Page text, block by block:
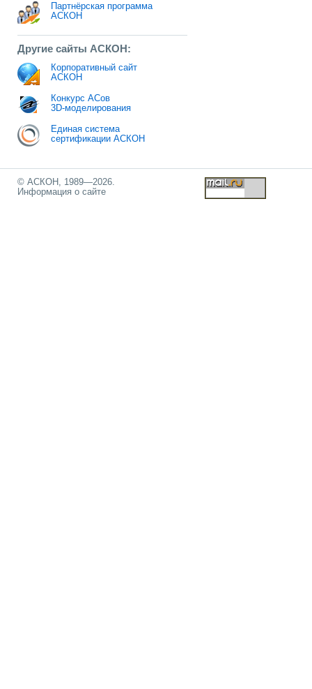
Партнёрская программа
АСКОН
Другие сайты АСКОН:
Корпоративный сайт
АСКОН
Конкурс АСов
3D-моделирования
Единая система
сертификации АСКОН
© АСКОН, 1989—2026.
Информация о сайте